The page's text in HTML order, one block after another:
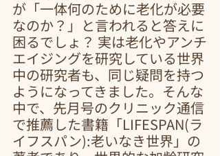
が「一体何のために老化が必要
なのか？」と言われると答えに
困るでしょ？ 実は老化やアンチ
エイジングを研究している世界
中の研究者も、同じ疑問を持つ
ようになってきました。そんな
中で、先月号のクリニック通信
で推薦した書籍「LIFESPAN(ラ
イフスパン):老いなき世界」の